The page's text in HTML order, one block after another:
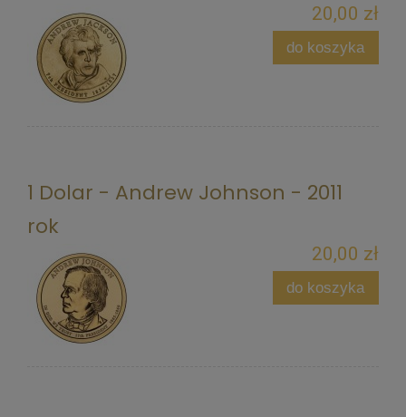
20,00 zł
do koszyka
1 Dolar - Andrew Johnson - 2011
rok
20,00 zł
do koszyka